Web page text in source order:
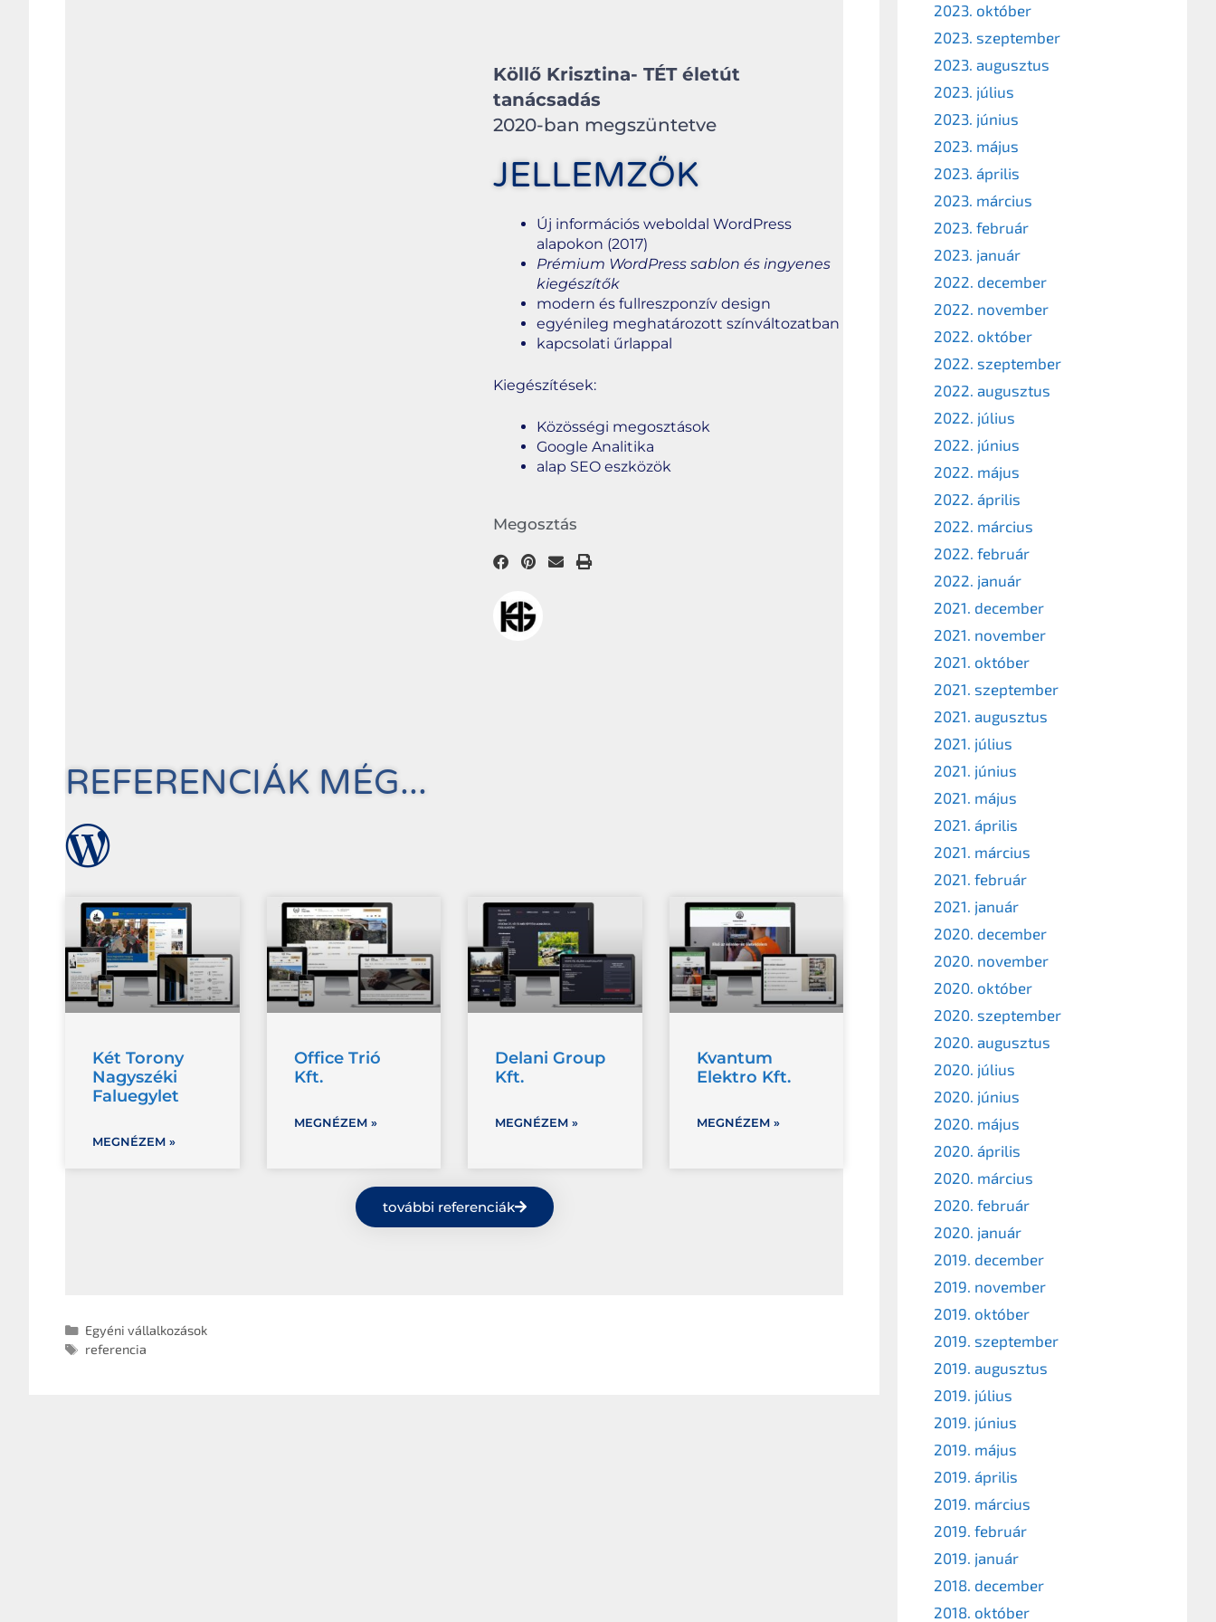
Köllő Krisztina- TÉT életút
tanácsadás
2020-ban megszüntetve
JELLEMZŐK
Új információs weboldal WordPress
alapokon (2017)
Prémium WordPress sablon és ingyenes
kiegészítők
modern és fullreszponzív design
egyénileg meghatározott színváltozatban
kapcsolati űrlappal
Kiegészítések:
Közösségi megosztások
Google Analitika
alap SEO eszközök
Megosztás
REFERENCIÁK MÉG...
Két Torony
Nagyszéki
Faluegylet
MEGNÉZEM »
Office Trió
Kft.
MEGNÉZEM »
Delani Group
Kft.
MEGNÉZEM »
Kvantum
Elektro Kft.
MEGNÉZEM »
további referenciák
Egyéni vállalkozások
referencia
2023. október
2023. szeptember
2023. augusztus
2023. július
2023. június
2023. május
2023. április
2023. március
2023. február
2023. január
2022. december
2022. november
2022. október
2022. szeptember
2022. augusztus
2022. július
2022. június
2022. május
2022. április
2022. március
2022. február
2022. január
2021. december
2021. november
2021. október
2021. szeptember
2021. augusztus
2021. július
2021. június
2021. május
2021. április
2021. március
2021. február
2021. január
2020. december
2020. november
2020. október
2020. szeptember
2020. augusztus
2020. július
2020. június
2020. május
2020. április
2020. március
2020. február
2020. január
2019. december
2019. november
2019. október
2019. szeptember
2019. augusztus
2019. július
2019. június
2019. május
2019. április
2019. március
2019. február
2019. január
2018. december
2018. október